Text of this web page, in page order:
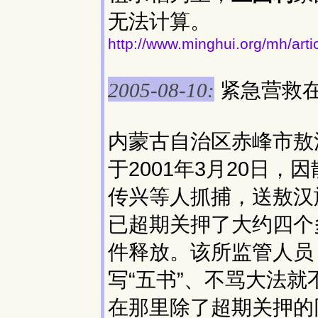
无法计算。
http://www.minghui.org/mh/
2005-08-10: 紧急营救
内蒙古自治区赤峰市
于2001年3月20日，
传兴等人抓捕，送敖
已超期关押了大约四
件释放。该所监管人
写“五书”、不骂大法
在那里除了超期关押